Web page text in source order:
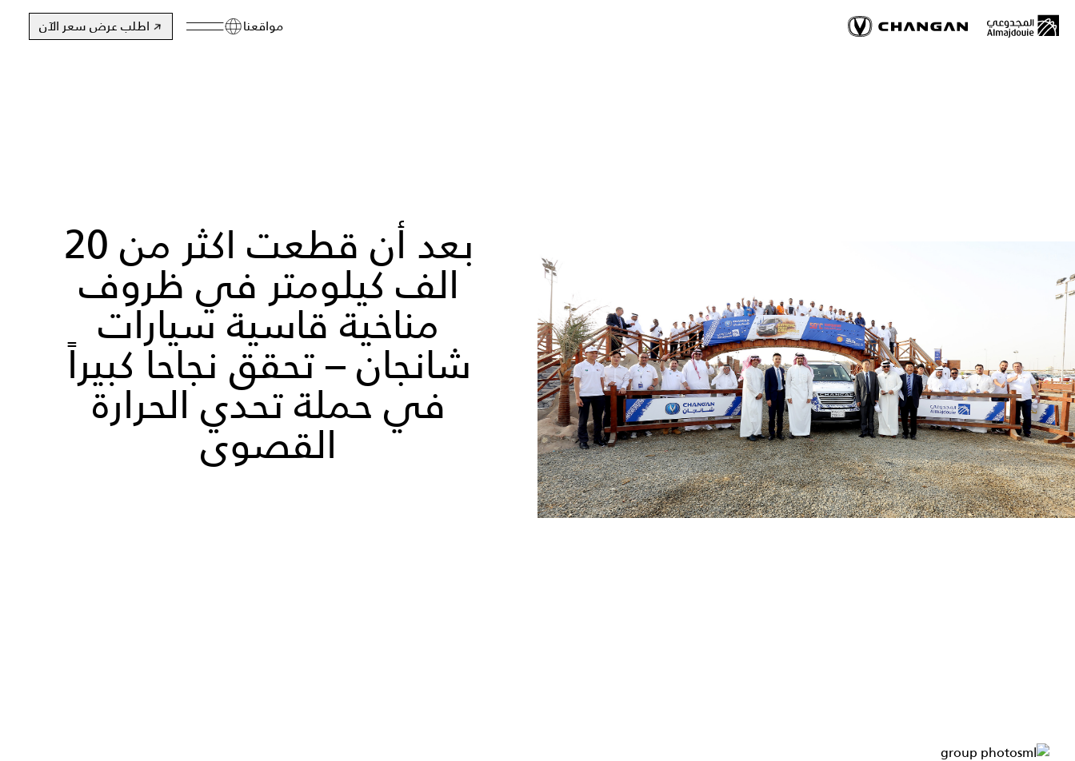
مواقعنا اطلب عرض سعر الآن
بعد أن قطعت اكثر من 20
الف كيلومتر في ظروف
مناخية قاسية سيارات
شانجان – تحقق نجاحا كبيراً
في حملة تحدي الحرارة
القصوى